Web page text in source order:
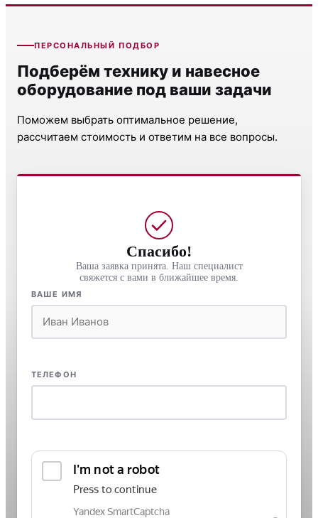
ПЕРСОНАЛЬНЫЙ ПОДБОР
Подберём технику и навесное
оборудование под ваши задачи
Поможем выбрать оптимальное решение,
рассчитаем стоимость и ответим на все вопросы.
Спасибо!
Ваша заявка принята. Наш специалист
свяжется с вами в ближайшее время.
ВАШЕ ИМЯ
ТЕЛЕФОН